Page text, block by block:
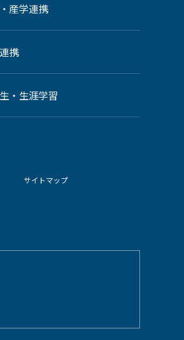
産学連携
携
・生涯学習
サイトマップ